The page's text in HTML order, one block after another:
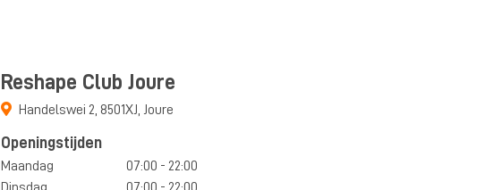
Reshape Club Joure
Handelswei 2 8501XJ Joure
Openingstijden
Maandag
07:00 - 22:00
Dinsdag
07:00 - 22:00